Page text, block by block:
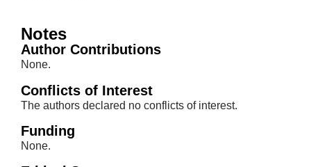
Notes
Author Contributions
None.
Conflicts of Interest
The authors declared no conflicts of interest.
Funding
None.